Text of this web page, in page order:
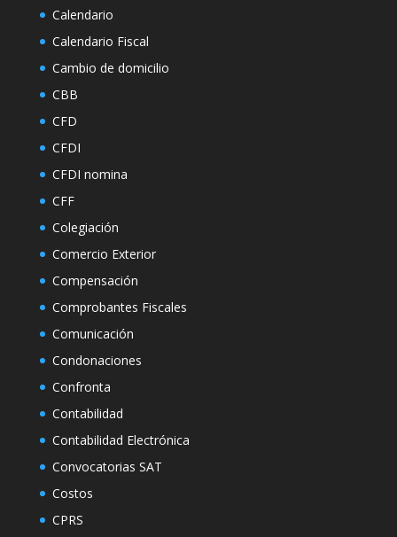
Calendario
Calendario Fiscal
Cambio de domicilio
CBB
CFD
CFDI
CFDI nomina
CFF
Colegiación
Comercio Exterior
Compensación
Comprobantes Fiscales
Comunicación
Condonaciones
Confronta
Contabilidad
Contabilidad Electrónica
Convocatorias SAT
Costos
CPRS